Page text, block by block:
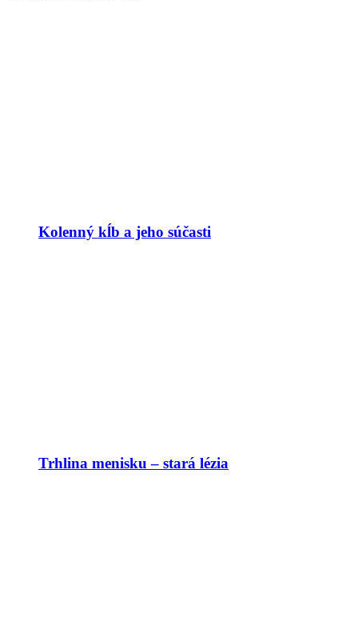
Kolenný kĺb a jeho súčasti
Trhlina menisku – stará lézia